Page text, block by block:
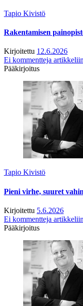
Tapio Kivistö
Rakentamisen
Kirjoitettu 12.6.2026
Ei kommentteja
Pääkirjoitus
Tapio Kivistö
Pieni virhe, suuret
Kirjoitettu 5.6.2026
Ei kommentteja
Pääkirjoitus